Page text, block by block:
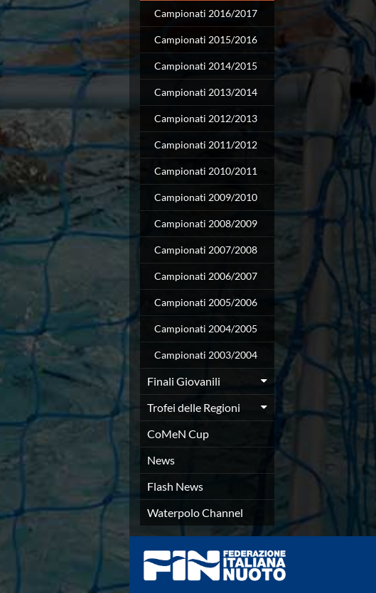
Storico Campionati 2003-2017
Finali Giovanili
Trofei delle Regioni
CoMeN Cup
News
Flash News
Waterpolo Channel
Tuffi
Eventi
Norme e documenti
Risultati e Classifiche
Azzurri
News
Flash News
Artistico
Eventi
Norme e documenti
Risultati e Classifiche
Azzurri
News
Flash News
Fondo
Eventi
Grand Prix
Norme e documenti
Risultati e Classifiche
Primati
Azzurri
News
Flash News
Salvamento
Eventi
Norme e documenti
Risultati e Classifiche
Albi d'oro - Primati
News
Flash News
Master
Campionati 2016/2017
Campionati 2015/2016
Campionati 2014/2015
Campionati 2013/2014
Campionati 2012/2013
Campionati 2011/2012
Campionati 2010/2011
Campionati 2009/2010
Campionati 2008/2009
Campionati 2007/2008
Campionati 2006/2007
Campionati 2005/2006
Campionati 2004/2005
Campionati 2003/2004
Finali Giovanili
Trofei delle Regioni
CoMeN Cup
News
Flash News
Waterpolo Channel